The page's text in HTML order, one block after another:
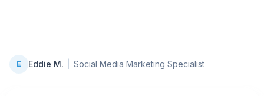
E Eddie M. Social Media Marketing Specialist